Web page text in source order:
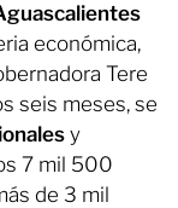
económica,
Tere
seis meses, se
y
7 mil 500
de 3 mil